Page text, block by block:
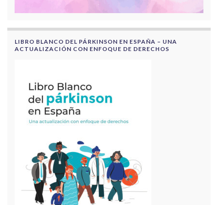
LIBRO BLANCO DEL PÁRKINSON EN ESPAÑA – UNA
ACTUALIZACIÓN CON ENFOQUE DE DERECHOS